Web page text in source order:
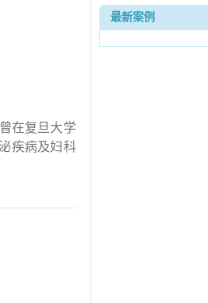
长丰县中医院询价
长丰县中医院病房电热水器安装
最新案例
在复旦大学
疾病及妇科